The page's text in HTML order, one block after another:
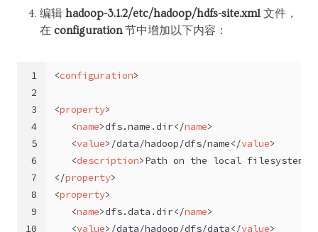
编辑 hadoop-3.1.2/etc/hadoop/hdfs-site.xml 文件，
在 configuration节中增加以下内容：
1
2
3
4
5
6
7
8
9
10
<configuration>
<property>
<name>dfs.name.dir</name>
<value> /data/hadoop/dfs/name</value>
<description>Path on the local filesystem
</property>
<property>
<name>dfs.data.dir</name>
<value> /data/hadoop/dfs/data</value>